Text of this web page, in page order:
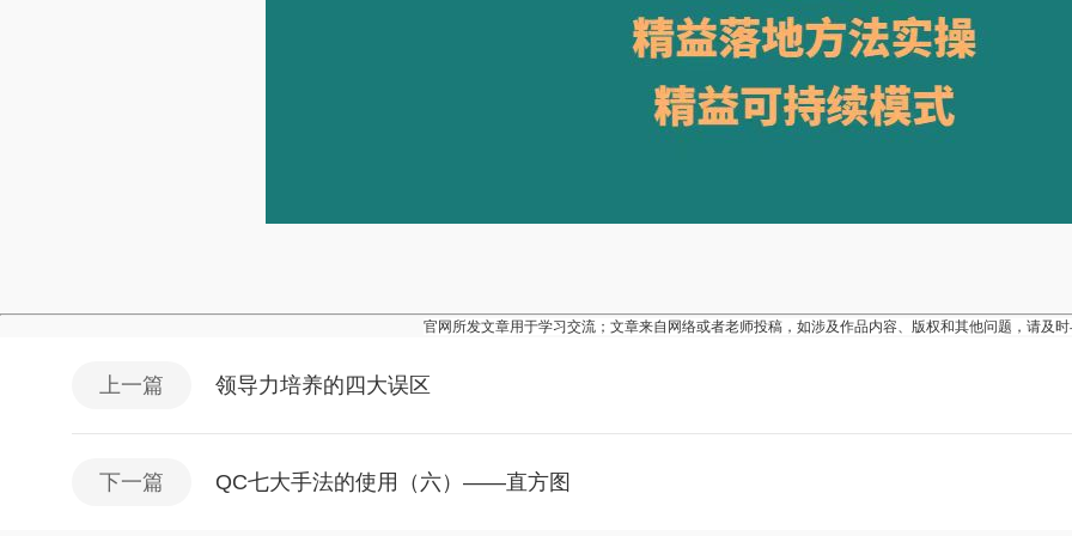
官网所发文章用于学习交流；文章来自网络或者老师投稿，如涉及作品内容、版权和其他问题，请及时
上一篇 领导力培养的四大误区
下一篇 QC七大手法的使用（六）——直方图